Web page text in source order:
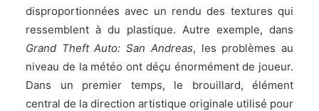
disproportionnées avec un rendu des textures qui
ressemblent à du plastique. Autre exemple, dans
Grand Theft Auto: San Andreas, les problèmes au
niveau de la météo ont déçu énormément de joueur.
Dans un premier temps, le brouillard, élément
central de la direction artistique originale utilisé pour